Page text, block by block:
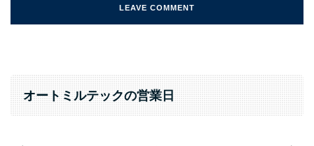
オートミルテックの営業日